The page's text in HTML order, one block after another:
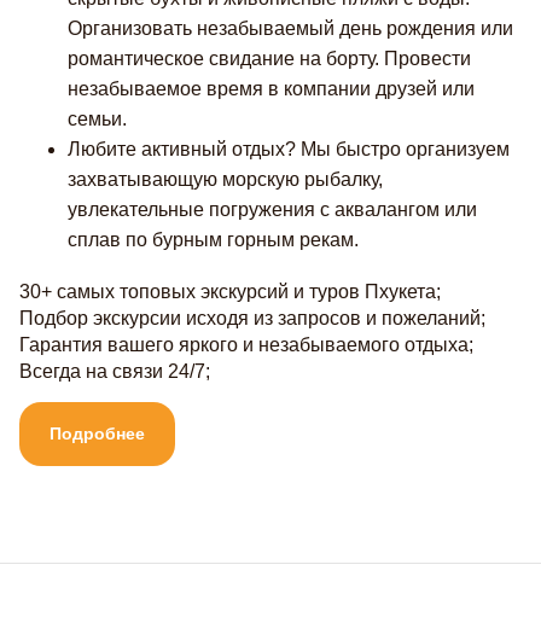
Организовать незабываемый день рождения или
романтическое свидание на борту. Провести
незабываемое время в компании друзей или
семьи.
Любите активный отдых? Мы быстро организуем
захватывающую морскую рыбалку,
увлекательные погружения с аквалангом или
сплав по бурным горным рекам.
30+ самых топовых экскурсий и туров Пхукета;
Подбор экскурсии исходя из запросов и пожеланий;
Гарантия вашего яркого и незабываемого отдыха;
Всегда на связи 24/7;
Подробнее